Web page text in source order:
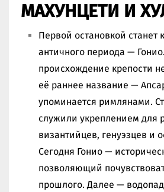
МАХУНЦЕТИ И
Первой остановкой станет
античного периода —
происхождение крепости
её раннее название —
упоминается римлянами.
служили укреплением для
византийцев, генуэзцев и
Сегодня Гонио —
позволяющий
прошлого. Далее —